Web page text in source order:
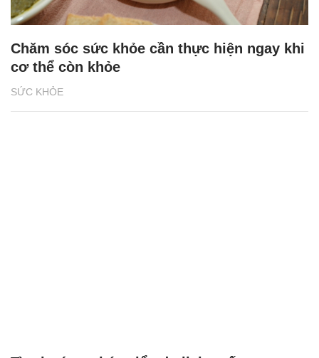
SỨC KHỎE
Chăm sóc sức khỏe cần thực hiện ngay khi
cơ thể còn khỏe